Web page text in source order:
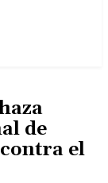
de
el